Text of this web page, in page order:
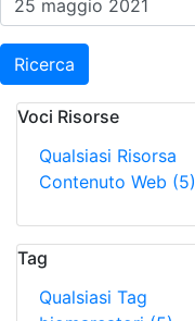
Ricerca
Voci Risorse
Qualsiasi Risorsa
Contenuto Web (5)
Tag
Qualsiasi Tag